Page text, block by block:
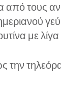
από τους
με λίγα